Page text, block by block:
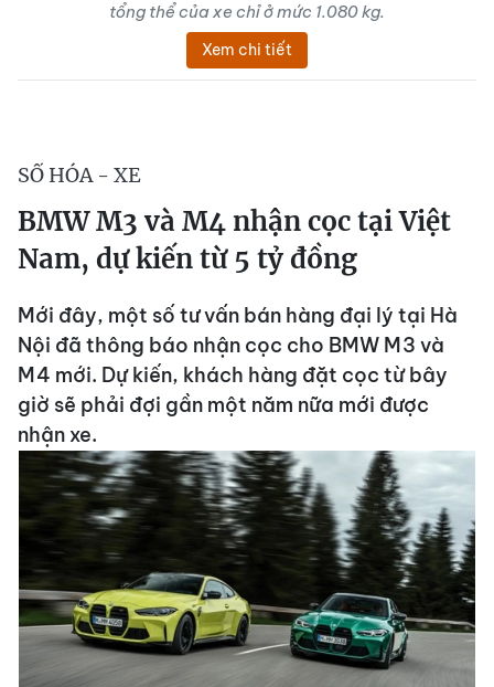
tổng thể của xe chỉ ở mức 1.080 kg.
Xem chi tiết
SỐ HÓA - XE
BMW M3 và M4 nhận cọc tại Việt
Nam, dự kiến từ 5 tỷ đồng
Mới đây, một số tư vấn bán hàng đại lý tại Hà
Nội đã thông báo nhận cọc cho BMW M3 và
M4 mới. Dự kiến, khách hàng đặt cọc từ bây
giờ sẽ phải đợi gần một năm nữa mới được
nhận xe.